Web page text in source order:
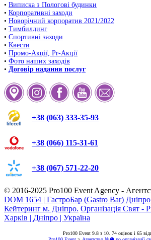
• Виписка з Пологові будинки
• Корпоративні заходи
• Новорічний корпоратив 2021/2022
• Тимбилдинг
• Спортивні заходи
• Квести
• Промо-Акції, Pr-Акції
• Фото наших заходів
• Договір надання послуг
+38 (063) 333-35-93
+38 (066) 115-31-61
+38 (067) 571-22-20
© 2016-2025 Pro100 Event Agency -
DOM 1654 | ГастроБар (Gastro Bar) Дніпро
Кейтеринг м. Дніпро. Організація Свят -
Харків | Дніпро | Україна
Pro100 Event 9.8 з 10 74 оцінок і 65